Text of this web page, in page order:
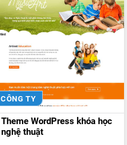
CÔNG TY
Theme WordPress khóa học
nghệ thuật